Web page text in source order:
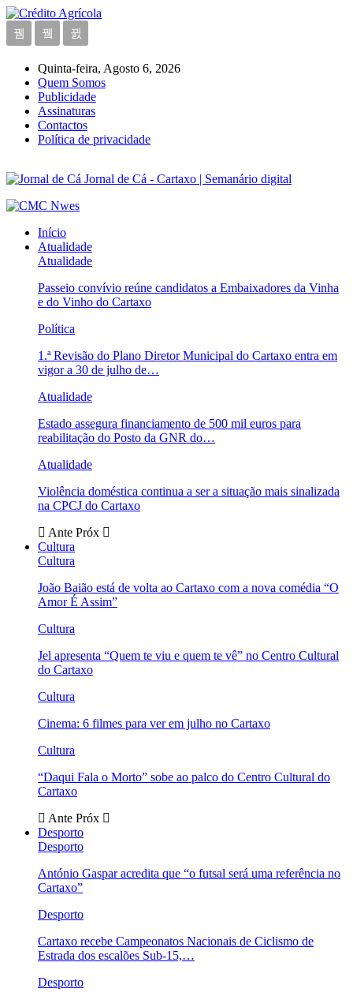
Quinta-feira, Agosto 6, 2026
Quem Somos
Publicidade
Assinaturas
Contactos
Política de privacidade
Jornal de Cá - Cartaxo | Semanário digital
Início
Atualidade
Atualidade
Passeio convívio reúne candidatos a Embaixadores da Vinha
e do Vinho do Cartaxo
Política
1.ª Revisão do Plano Diretor Municipal do Cartaxo entra em
vigor a 30 de julho de…
Atualidade
Estado assegura financiamento de 500 mil euros para
reabilitação do Posto da GNR do…
Atualidade
Violência doméstica continua a ser a situação mais sinalizada
na CPCJ do Cartaxo
Ante Próx
Cultura
Cultura
João Baião está de volta ao Cartaxo com a nova comédia “O
Amor É Assim”
Cultura
Jel apresenta “Quem te viu e quem te vê” no Centro Cultural
do Cartaxo
Cultura
Cinema: 6 filmes para ver em julho no Cartaxo
Cultura
“Daqui Fala o Morto” sobe ao palco do Centro Cultural do
Cartaxo
Ante Próx
Desporto
Desporto
António Gaspar acredita que “o futsal será uma referência no
Cartaxo”
Desporto
Cartaxo recebe Campeonatos Nacionais de Ciclismo de
Estrada dos escalões Sub-15,…
Desporto